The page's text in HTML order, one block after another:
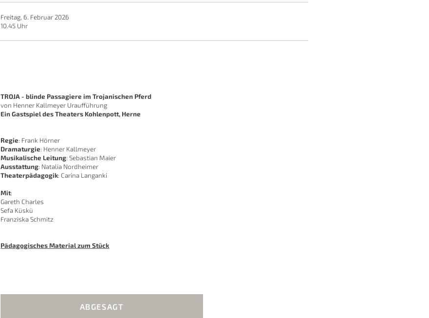
Freitag, 6. Februar 2026
10.45 Uhr
TROJA - blinde Passagiere im Trojanischen Pferd
von Henner Kallmeyer Uraufführung
Ein Gastspiel des Theaters Kohlenpott, Herne
Regie: Frank Hörner
Dramaturgie: Henner Kallmeyer
Musikalische Leitung: Sebastian Maier
Ausstattung: Natalia Nordheimer
Theaterpädagogik: Carina Langanki
Mit:
Gareth Charles
Sefa Küskü
Franziska Schmitz
Pädagogisches Material zum Stück
ABGESAGT